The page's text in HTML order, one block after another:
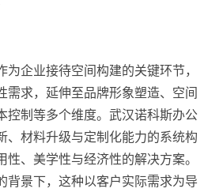
为企业接待空间构建的关键环节，
需求，延伸至品牌形象塑造、空间
控制等多个维度。武汉诺科斯办公
、材料升级与定制化能力的系统构
、美学性与经济性的解决方案。
背景下，这种以客户实际需求为导